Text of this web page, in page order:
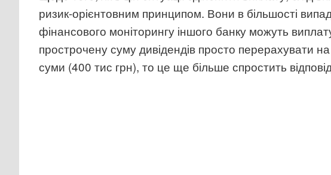
ризик-орієнтовним принципом. Вони в більшості
фінансового моніторингу іншого банку можуть
прострочену суму дивідендів просто перерахувати
суми (400 тис грн), то це ще більше спростить